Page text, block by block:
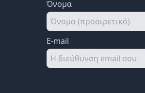
Όνομα
E-mail